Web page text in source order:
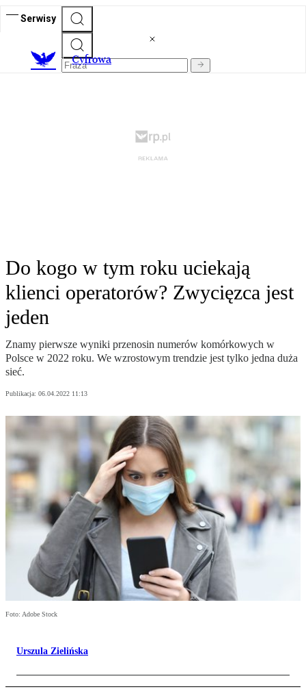
Serwisy
Cyfrowa
Do kogo w tym roku uciekają
klienci operatorów? Zwycięzca jest
jeden
Znamy pierwsze wyniki przenosin numerów komórkowych w
Polsce w 2022 roku. We wzrostowym trendzie jest tylko jedna duża
sieć.
Publikacja: 06.04.2022 11:13
Foto: Adobe Stock
Urszula Zielińska